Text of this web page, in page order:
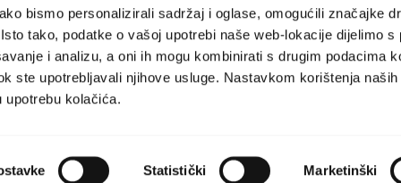
bismo personalizirali sadržaj i oglase, omogućili značajke
tako, podatke o vašoj upotrebi naše web-lokacije dijelimo s
i analizu, a oni ih mogu kombinirati s drugim podacima
ste upotrebljavali njihove usluge. Nastavkom korištenja
upotrebu kolačića.
Statistički Marketinški
Zaštita podataka
Zahtjev za pristup informacijama
© 2026 TZ OPĆINE ŠOLTA DEVELOPED BY NOVE